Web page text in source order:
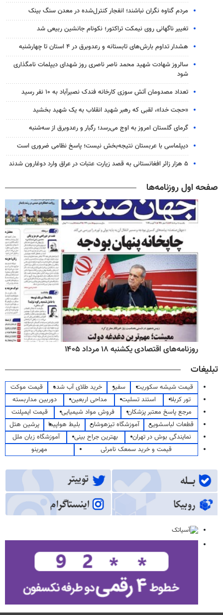
مردم گناوه نگران نباشند؛ انفجار کنترل‌شده در معدن سنگ بینک
تغییر ناگهانی روی نیمکت تراکتور؛ نکونام جانشین ربیعی شد
هشدار تداوم بارش‌های تابستانه و رعدوبرق در ۴ استان تا چهارشنبه
سالروز شهادت شهید محمد ناصر ناصری روز شهدای دیپلمات نامگذاری
شود
تعداد مصدومان آتش سوزی کارخانه فندک نصیرآباد به ۱۰ نفر رسید
«حجت خدا»، لقبی که رهبر شهید انقلاب به یک شهید بخشید
گرمای گلستان امروز به اوج می‌رسد؛ رگبار و رعدوبرق از سه‌شنبه
دیپلماسی با عربستان نتیجه‌بخش نیست؛ پاسخ نظامی ضروری است
۵ هزار زائر افغانستانی به قصد زیارت عتبات در عراق وارد دوغارون شدند
صفحه اول روزنامه‌ها
روزنامه‌های اقتصادی یکشنبه ۱۸ مرداد ۱۴۰۵
تبلیغات
قیمت شیشه سکوریت سفیر خرید طلای آب شده
قیمت موکت
تور کربلا
استند تسلیت مداحی اربعین
دوربین مداربسته
مرجع پاسخ معتبر پزشکان
فروش مواد شیمیایی
قیمت ایمپلنت
قطعات لباسشویی
آموزشگاه تیزهوشان بلیط هواپیما
پرشین هتل
نمایندگی بوش در تهران
بهترین جراح بینی
آموزشگاه زبان ملل
قیمت و خرید سمعک نامرئی
مهرینو